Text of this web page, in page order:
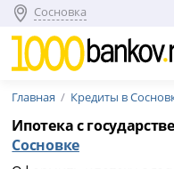
Сосновка
Главная Кредиты в
Ипотека с
Сосновке